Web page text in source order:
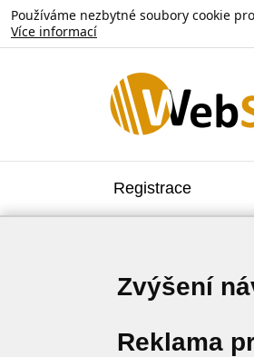
Používáme nezbytné soubory cookie
Více informací
Registrace
Zvýšení
Reklama